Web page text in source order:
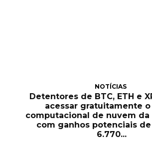
NOTÍCIAS
Detentores de BTC, ETH e
acessar gratuitamente
computacional de nuvem da
com ganhos potenciais de
6.770...